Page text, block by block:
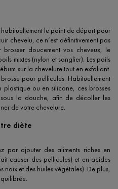
le point de départ pour
chevelu, ce n’est définitivement pas
doucement vos cheveux, le
mixtes (nylon et sanglier). Les poils
sur la chevelure tout en exfoliant.
pour pellicules. Habituellement
ou en silicone, ces brosses
la douche, afin de décoller les
de votre chevelure.
diète
par ajouter des aliments riches en
causer des pellicules) et en acides
et des huiles végétales). De plus,